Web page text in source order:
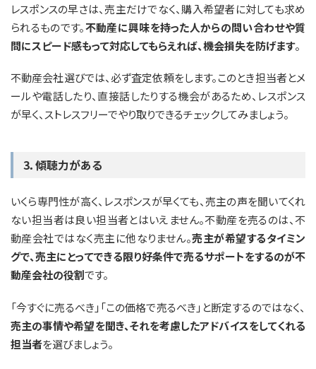
レスポンスの早さは、売主だけでなく、購入希望者に対しても求め
られるものです。不動産に興味を持った人からの問い合わせや質
問にスピード感もって対応してもらえれば、機会損失を防げます。
不動産会社選びでは、必ず査定依頼をします。このとき担当者とメ
ールや電話したり、直接話したりする機会があるため、レスポンス
が早く、ストレスフリーでやり取りできるチェックしてみましょう。
3．傾聴力がある
いくら専門性が高く、レスポンスが早くても、売主の声を聞いてくれ
ない担当者は良い担当者とはいえません。不動産を売るのは、不
動産会社ではなく売主に他なりません。売主が希望するタイミン
グで、売主にとってできる限り好条件で売るサポートをするのが不
動産会社の役割です。
「今すぐに売るべき」「この価格で売るべき」と断定するのではなく、
売主の事情や希望を聞き、それを考慮したアドバイスをしてくれる
担当者を選びましょう。